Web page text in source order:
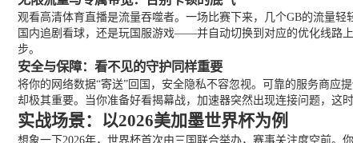
观看高清体育直播是流量吞噬者。一场比赛下来，几个GB的流量
国内追剧看球，还是玩国服游戏——并自动切换到对应的优化线路
步。
安全与保障：看不见的守护同样重要
将你的网络数据“寄送”回国，安全隐私不容忽视。可靠的服务商应
却极其重要。当你准备好看揭幕战，加速器突然出现连接问题，这
实战场景：以2026美加墨世界杯为例
想象一下2026年，世界杯首次由三国联合举办，赛事关注度空前